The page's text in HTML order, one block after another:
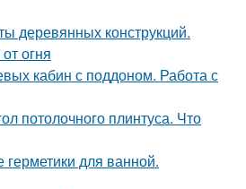
деревянных конструкций.
огня
кабин с поддоном. Работа с
потолочного плинтуса. Что
для ванной.